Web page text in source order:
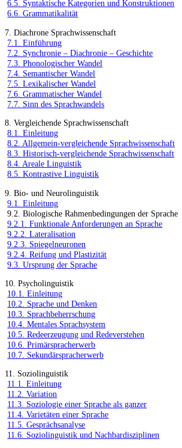
6.5. Syntaktische Kategorien und Konstruktionen
6.6. Grammatikalität
7. Diachrone Sprachwissenschaft
7.1. Einführung
7.2. Synchronie – Diachronie – Geschichte
7.3. Phonologischer Wandel
7.4. Semantischer Wandel
7.5. Lexikalischer Wandel
7.6. Grammatischer Wandel
7.7. Sinn des Sprachwandels
8. Vergleichende Sprachwissenschaft
8.1. Einleitung
8.2. Allgemein-vergleichende Sprachwissenschaft
8.3. Historisch-vergleichende Sprachwissenschaft
8.4. Areale Linguistik
8.5. Kontrastive Linguistik
9. Bio- und Neurolinguistik
9.1. Einleitung
9.2. Biologische Rahmenbedingungen der Sprache
9.2.1. Funktionale Anforderungen an Sprache
9.2.2. Lateralisation
9.2.3. Spiegelneuronen
9.2.4. Reifung und Plastizität
9.3. Ursprung der Sprache
10. Psycholinguistik
10.1. Einleitung
10.2. Sprache und Denken
10.3. Sprachbeherrschung
10.4. Mentales Sprachsystem
10.5. Redeerzeugung und Redeverstehen
10.6. Primärspracherwerb
10.7. Sekundärspracherwerb
11. Soziolinguistik
11.1. Einleitung
11.2. Variation
11.3. Soziologie einer Sprache als ganzer
11.4. Varietäten einer Sprache
11.5. Gesprächsanalyse
11.6. Soziolinguistik und Nachbardisziplinen